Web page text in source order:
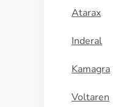
Atarax
Inderal
Kamagra
Voltaren